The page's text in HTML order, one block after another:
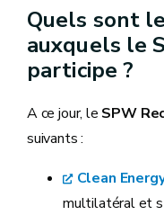
Quels sont
auxquels le
participe ?
A ce jour, le SPW
suivants :
Clean
multilatéral et